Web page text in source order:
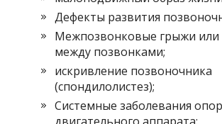
Дефекты развития
Межпозвонковые грыжи или
между позвонками;
искривление позвоночника
(спондилолистез);
Системные заболевания